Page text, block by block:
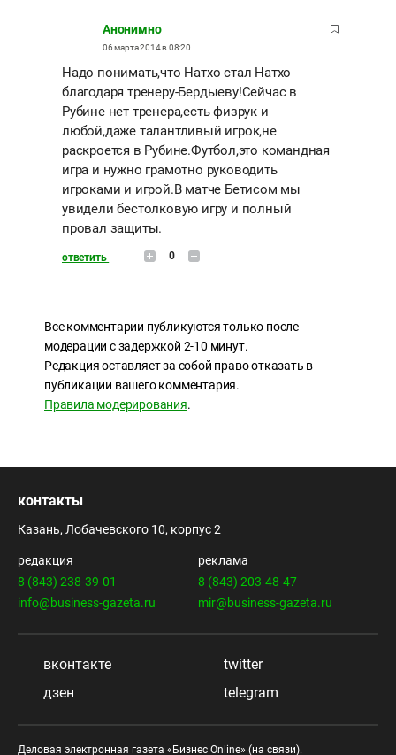
Анонимно
06 марта 2014 в 08:20
Надо понимать,что Натхо стал Натхо
благодаря тренеру-Бердыеву!Сейчас в
Рубине нет тренера,есть физрук и
любой,даже талантливый игрок,не
раскроется в Рубине.Футбол,это командная
игра и нужно грамотно руководить
игроками и игрой.В матче Бетисом мы
увидели бестолковую игру и полный
провал защиты.
ответить 0
Все комментарии публикуются только после
модерации с задержкой 2-10 минут.
Редакция оставляет за собой право отказать в
публикации вашего комментария.
Правила модерирования.
контакты
Казань, Лобачевского 10, корпус 2
редакция
8 (843) 238-39-01
info@business-gazeta.ru
реклама
8 (843) 203-48-47
mir@business-gazeta.ru
вконтакте
twitter
дзен
telegram
Деловая электронная газета «Бизнес Online» (на связи).